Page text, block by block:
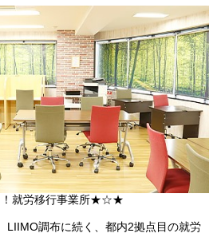
る時は、保育士と一緒に保育サポート
も多く、やりがいを感じられます！
関わる仕事がしたい
いた環境で働きたい
興味がある
方を探している
体の健康と安心を支える存在」です。
もたちの未来のために活かしてみませ
就労移行事業所★☆★
LIIMO調布に続く、都内2拠点目の就労